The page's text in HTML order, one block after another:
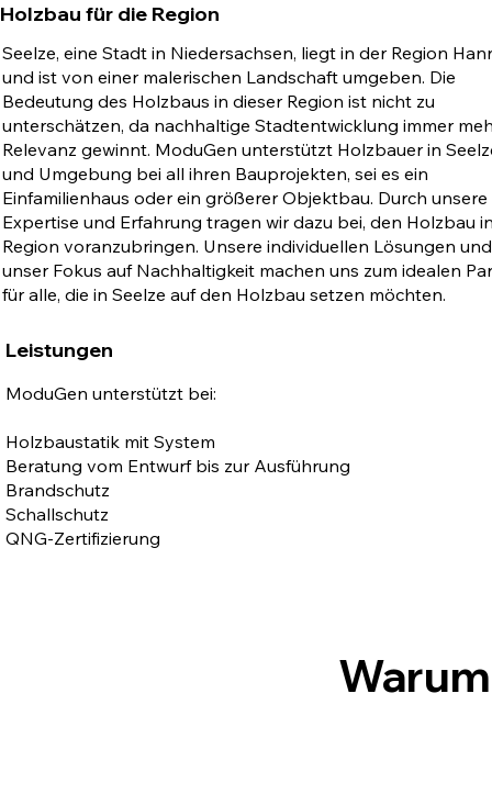
Holzbau für die Region
Seelze, eine Stadt in Niedersachsen, liegt in der Region
und ist von einer malerischen Landschaft umgeben. Die
Bedeutung des Holzbaus in dieser Region ist nicht zu
unterschätzen, da nachhaltige Stadtentwicklung immer
Relevanz gewinnt. ModuGen unterstützt Holzbauer in
und Umgebung bei all ihren Bauprojekten, sei es ein
Einfamilienhaus oder ein größerer Objektbau. Durch unsere
Expertise und Erfahrung tragen wir dazu bei, den Holzbau
Region voranzubringen. Unsere individuellen Lösungen und
unser Fokus auf Nachhaltigkeit machen uns zum idealen
für alle, die in Seelze auf den Holzbau setzen möchten.
Leistungen
ModuGen unterstützt bei:
Holzbaustatik mit System
Beratung vom Entwurf bis zur Ausführung
Brandschutz
Schallschutz
QNG-Zertifizierung